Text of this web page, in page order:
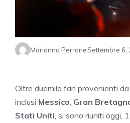
Marianna PerroneSettembre 6,
Oltre duemila fan provenienti
inclusi Messico, Gran
Stati Uniti, si sono riuniti oggi,